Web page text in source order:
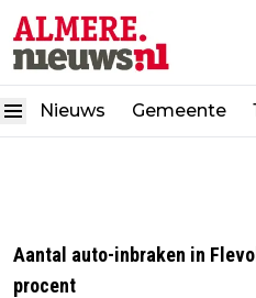
Nieuws Gemeente
Aantal auto-inbraken in
procent